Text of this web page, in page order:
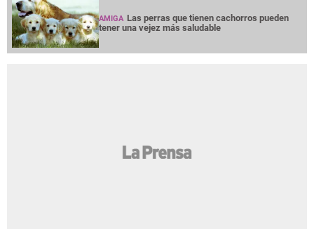
AMIGA Las perras que tienen cachorros pueden
tener una vejez más saludable